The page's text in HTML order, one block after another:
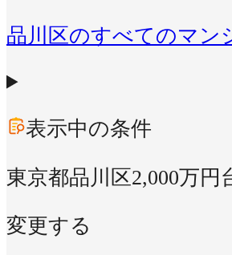
品川区のすべてのマン
表示中の条件
東京都品川区2,000万円
変更する